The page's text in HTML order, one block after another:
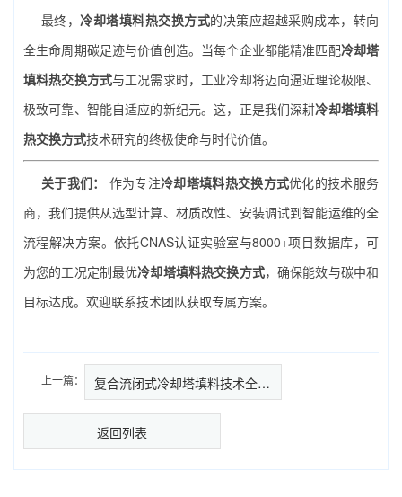
最终，冷却塔填料热交换方式的决策应超越采购成本，转向
全生命周期碳足迹与价值创造。当每个企业都能精准匹配冷却塔
填料热交换方式与工况需求时，工业冷却将迈向逼近理论极限、
极致可靠、智能自适应的新纪元。这，正是我们深耕冷却塔填料
热交换方式技术研究的终极使命与时代价值。
关于我们： 作为专注冷却塔填料热交换方式优化的技术服务
商，我们提供从选型计算、材质改性、安装调试到智能运维的全
流程解决方案。依托CNAS认证实验室与8000+项目数据库，可
为您的工况定制最优冷却塔填料热交换方式，确保能效与碳中和
目标达成。欢迎联系技术团队获取专属方案。
上一篇： 复合流闭式冷却塔填料技术全解析…
返回列表